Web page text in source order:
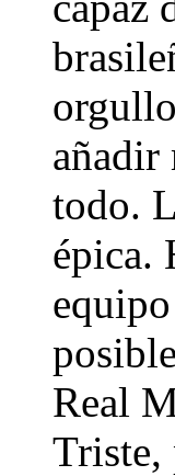
añadir
todo.
épica.
Real